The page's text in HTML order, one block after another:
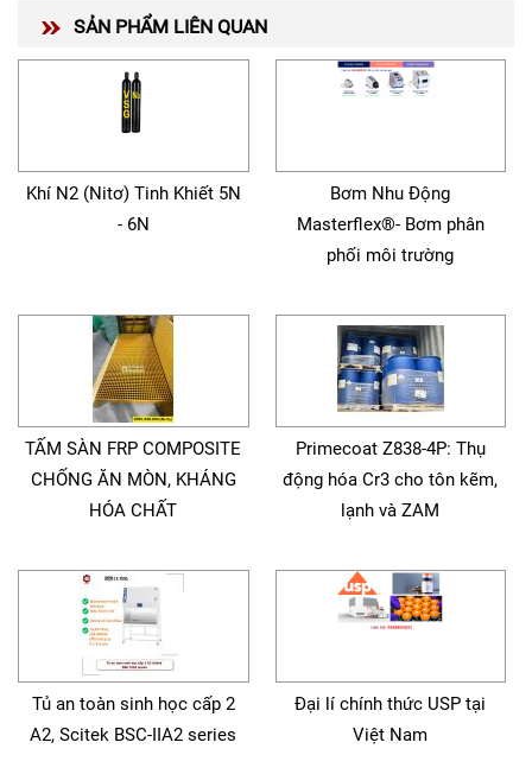
SẢN PHẨM LIÊN QUAN
Khí N2 (Nitơ) Tinh Khiết 5N
- 6N
Bơm Nhu Động
Masterflex®- Bơm phân
phối môi trường
TẤM SÀN FRP COMPOSITE
CHỐNG ĂN MÒN, KHÁNG
HÓA CHẤT
Primecoat Z838-4P: Thụ
động hóa Cr3 cho tôn kẽm,
lạnh và ZAM
Tủ an toàn sinh học cấp 2
A2, Scitek BSC-IIA2 series
Đại lí chính thức USP tại
Việt Nam